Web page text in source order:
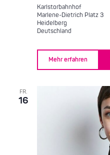
Karlstorbahnhof
Marlene-Dietrich Platz 3
Heidelberg
Deutschland
Mehr erfahren
FR.
16